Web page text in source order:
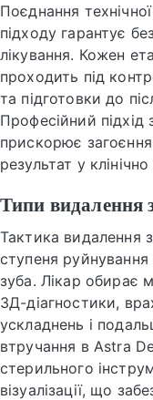
Поєднання
підходу гарантує
лікування. Кожен
проходить під
та підготовки до
Професійний
прискорює
результат у
Типи видалення
Тактика видалення
ступеня руйнування
зуба. Лікар обирає
3Д-діагностики,
ускладнень і
втручання в Astra
стерильного
візуалізації, що